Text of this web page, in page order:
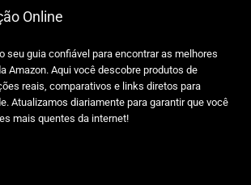
Online
seu guia confiável para encontrar as melhores
Amazon. Aqui você descobre produtos de
reais, comparativos e links diretos para
Atualizamos diariamente para garantir que você
mais quentes da internet!